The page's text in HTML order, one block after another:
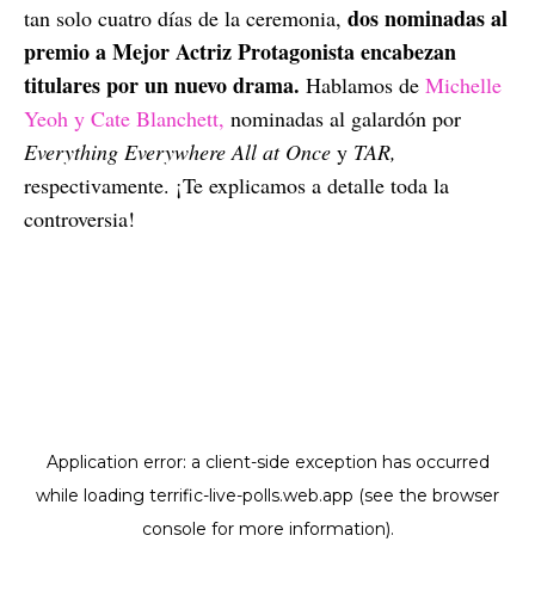
tan solo cuatro días de la ceremonia, dos nominadas al
premio a Mejor Actriz Protagonista encabezan
titulares por un nuevo drama. Hablamos de Michelle
Yeoh y Cate Blanchett, nominadas al galardón por
Everything Everywhere All at Once y TAR,
respectivamente. ¡Te explicamos a detalle toda la
controversia!